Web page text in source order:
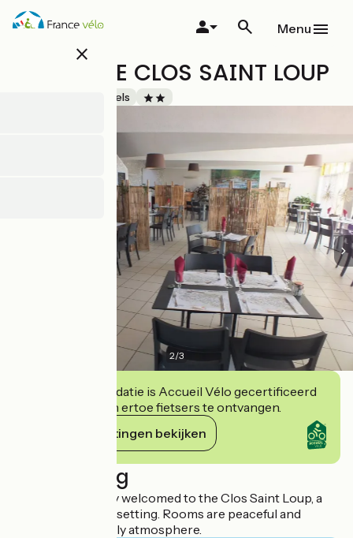
Overslaan
en
close
Menu
HÔTEL - LE CLOS SAINT LOUP
Hotels
2/3
Deze accommodatie is Accueil Vélo gecertificeerd
en verbindt zich ertoe fietsers te ontvangen.
Haar verplichtingen bekijken
Beschrijving
Guests are warmly welcomed to the Clos Saint Loup, a
hotel in a modern setting. Rooms are peaceful and
comfortable. Family atmosphere.